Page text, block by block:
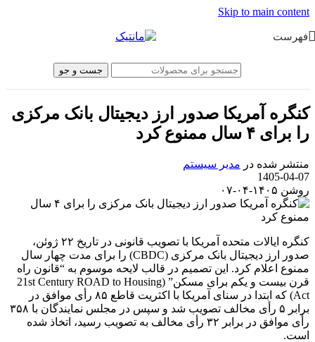
Skip to main content
فهرست
جست و جو
کنگره آمریکا صدور ارز دیجیتال بانک مرکزی
را برای ۴ سال ممنوع کرد
منتشر شده در مدیر سیستم
1405-04-07
روشن ۱۴۰۵-۰۴-۰۷
کنگره ایالات متحده آمریکا با تصویب قانونی در تاریخ ۲۲ ژوئن،
صدور ارز دیجیتال بانک مرکزی (CBDC) را برای مدت چهار سال
ممنوع اعلام کرد. این تصمیم در قالب لایحه موسوم به “قانون راه
قرن بیست و یکم برای مسکن” (21st Century ROAD to Housing
Act) که ابتدا در سنای آمریکا با اکثریت قاطع ۸۵ رأی موافق در
برابر ۵ رأی مخالف تصویب شد و سپس در مجلس نمایندگان با ۳۵۸
رأی موافق در برابر ۳۲ رأی مخالف به تصویب رسید، اتخاذ شده
است.